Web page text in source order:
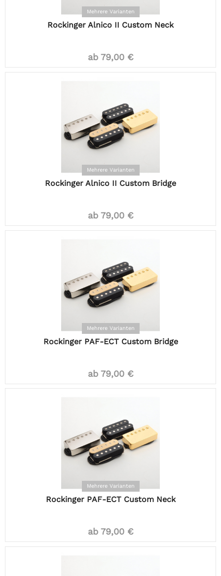
Mehrere Varianten
Rockinger Alnico II Custom Neck
ab 79,00 €
Mehrere Varianten
Rockinger Alnico II Custom Bridge
ab 79,00 €
Mehrere Varianten
Rockinger PAF-ECT Custom Bridge
ab 79,00 €
Mehrere Varianten
Rockinger PAF-ECT Custom Neck
ab 79,00 €